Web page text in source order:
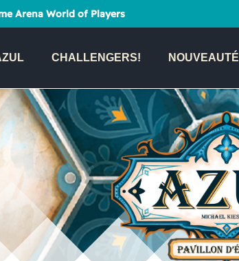
Arena World of Players
CHALLENGERS!